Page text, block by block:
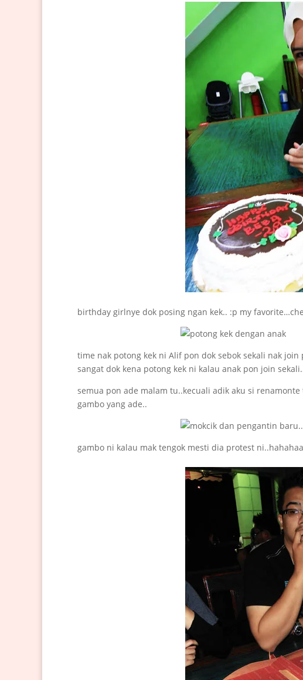
birthday girlnye dok posing ngan kek.. :p my
time nak potong kek ni Alif pon dok sebok sekali nak
sangat dok kena potong kek ni kalau anak pon join
semua pon ade malam tu..kecuali adik aku si
gambo yang ade..
gambo ni kalau mak tengok mesti dia protest